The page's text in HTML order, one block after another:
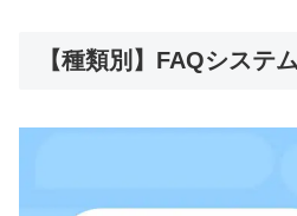
【種類別】FAQシステ